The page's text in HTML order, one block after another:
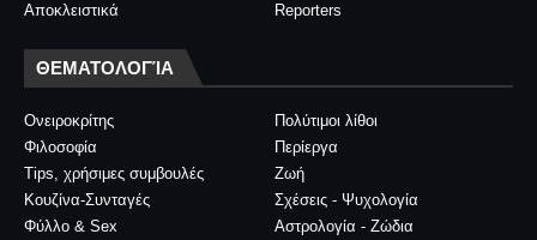
Αποκλειστικά Reporters
ΘΕΜΑΤΟΛΟΓΊΑ
Ονειροκρίτης
Πολύτιμοι λίθοι
Φιλοσοφία
Περίεργα
Tips, χρήσιμες συμβουλές
Ζωή
Κουζίνα-Συνταγές
Σχέσεις - Ψυχολογία
Φύλλο & Sex
Αστρολογία - Ζώδια